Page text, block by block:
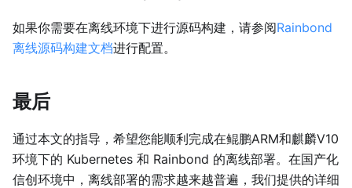
如果你需要在离线环境下进行源码构建，请参阅Rainbond
离线源码构建文档进行配置。
最后
通过本文的指导，希望您能顺利完成在鲲鹏ARM和麒麟V10
环境下的 Kubernetes 和 Rainbond 的离线部署。在国产化
信创环境中，离线部署的需求越来越普遍，我们提供的详细